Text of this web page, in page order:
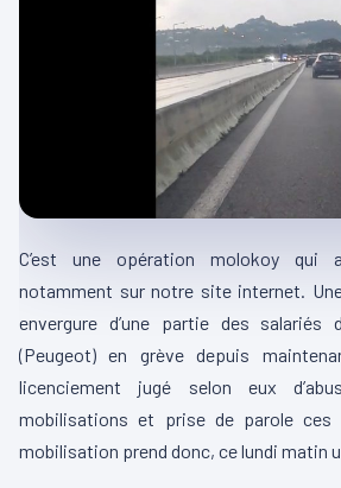
C’est une opération molokoy qui
notamment sur notre site internet.
envergure d’une partie des salariés
(Peugeot) en grève depuis
licenciement jugé selon eux
mobilisations et prise de parole ces
mobilisation prend donc, ce lundi matin